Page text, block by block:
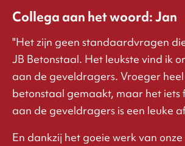
Collega aan het woord: Jan
"Het zijn geen standaardvragen
JB Betonstaal. Het leukste vind ik
aan de geveldragers. Vroeger
betonstaal gemaakt, maar het iets
aan de geveldragers is een leuke
En dankzij het goeie werk van onze